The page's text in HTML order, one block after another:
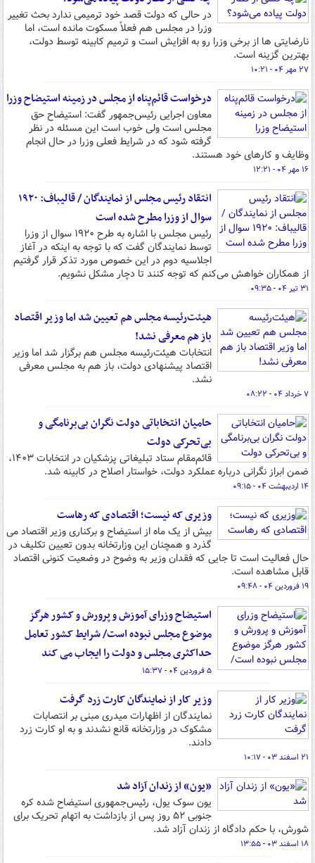
در حالی که دولت قصد خود ترمیمی ندارد بحث تغییر
وزرا در مجلس هم فعلاً مسکوت مانده است، اما
نارضایتی ها از برخی وزرا رو به افزایش است و ترمیم کابینه توسط دولت،
بهترین گزینه است.
۲۷ مهر ۰۴ - ۱۰:۲۱
درخواست قائم‌پناه از مجلس در زمینه استیضاح وزرا
معاون اجرایی رئیس‌جمهور گفت: استیضاح حق
مجلس است ولی خوب است این مسئله در نظر
گرفته شود که در شرایط فعلی وزرا در حال انجام
وظایف و کارهای خود هستند.
۱۶ مهر ۰۴ - ۱۲:۲۱
انتقاد رئیس مجلس از نمایندگان / قالیباف: ۱۹۲۰
سوال از وزرا مطرح شده است
رئیس مجلس با اشاره به طرح ۱۹۲۰ سوال از وزرا
توسط نمایندگان گفت که با توجه به اینکه در آغاز
اجلاسیه دوم در این خصوص مورد تذکر قرار گرفتیم
از همکاران خواهش می‌کنم که توجه کنند تا دچار مشکل نشویم.
۳۱ تیر ۰۴ - ۰۹:۳۵
هیئت‌رئیسه مجلس هم تعیین شد اما وزیر اقتصاد
باز هم معرفی نشد!
انتخابات هیئت‌رئیسه مجلس هم برگزار شد اما وزیر
اقتصاد پیشنهادی دولت، باز هم به مجلس معرفی
نشد.
۷ خرداد ۰۴ - ۰۸:۲۲
حامیان انتخاباتی دولت نگران بی‌برنامگی و
بی‌تحرکی دولت
قائم‌مقام ستاد تبلیغاتی پزشکیان در انتخابات ۱۴۰۳،
ضمن ابراز نگرانی درباره عملکرد دولت، خواستار اصلاح در کابینه شد.
۱۴ اردیبهشت ۰۴ - ۰۹:۱۵
وزیری که نیست؛ اقتصادی که رهاست
بیش از یک ماه از استیضاح و برکناری وزیر اقتصاد می
گذرد و همچنان این وزارتخانه بدون تعیین تکلیف در
حال فعالیت است تا جایی که فقدان وزیر به وضوح در وضعیت کنونی اقتصاد
قابل مشاهده است.
۱۹ فروردین ۰۴ - ۰۹:۴۸
استیضاح وزرای آموزش و پرورش و کشور هرگز
موضوع مجلس نبوده است/ شرایط کشور تعامل
حداکثری مجلس و دولت را ایجاب می کند
۵ فروردین ۰۴ - ۱۵:۳۷
وزیر کار از نمایندگان کارت زرد گرفت
نمایندگان از اظهارات میدری مبنی بر انتصابات
مشکوک در وزارتخانه قانع نشدند و به او کارت زرد
دادند.
۲۱ اسفند ۰۳ - ۱۰:۱۷
«یون» از زندان آزاد شد
یون سوک یول، رئیس‌جمهوری استیضاح شده کره
جنوبی ۵۲ روز پس از بازداشت به اتهام تحریک برای
شورش، با حکم دادگاه از زندان آزاد شد.
۱۸ اسفند ۰۳ - ۱۳:۵۵